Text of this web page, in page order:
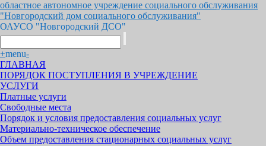
областное автономное учреждение социального обслуживания
"Новгородский дом социального обслуживания"
ОАУСО "Новгородский ДСО"
+menu-
ГЛАВНАЯ
ПОРЯДОК ПОСТУПЛЕНИЯ В УЧРЕЖДЕНИЕ
УСЛУГИ
Платные услуги
Свободные места
Порядок и условия предоставления социальных услуг
Материально-техническое обеспечение
Объем предоставления стационарных социальных услуг